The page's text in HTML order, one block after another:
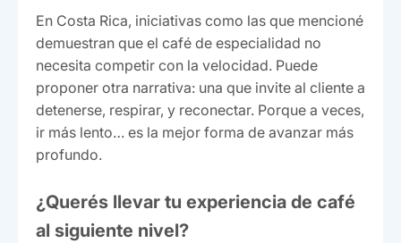
En Costa Rica, iniciativas como las que mencioné
demuestran que el café de especialidad no
necesita competir con la velocidad. Puede
proponer otra narrativa: una que invite al cliente a
detenerse, respirar, y reconectar. Porque a veces,
ir más lento… es la mejor forma de avanzar más
profundo.
¿Querés llevar tu experiencia de café
al siguiente nivel?